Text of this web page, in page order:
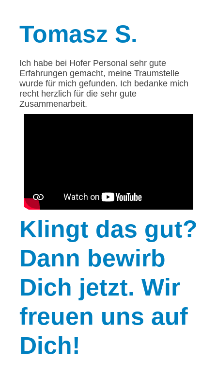
Tomasz S.
Ich habe bei Hofer Personal sehr gute
Erfahrungen gemacht, meine Traumstelle
wurde für mich gefunden. Ich bedanke mich
recht herzlich für die sehr gute
Zusammenarbeit.
Klingt das gut?
Dann bewirb
Dich jetzt. Wir
freuen uns auf
Dich!